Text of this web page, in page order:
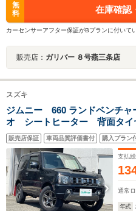
無
料
在庫確認
カーセンサーアフター保証がBプランに付いて
販売店： ガリバー ８号燕三条店
スズキ
ジムニー 660 ランドベンチ
オ シートヒーター 背面タイ
販売店保証 車両品質評価書付 購入プラン
支払
通常
年式